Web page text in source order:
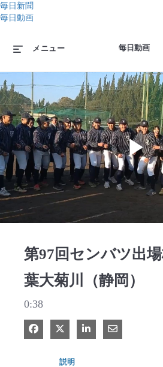
毎日新聞
毎日動画
毎日動画
メニュー
第97回センバツ出
葉大菊川（静岡）
0:38
Facebook で共有
Xで共有する
LinkedIn で共有
電子メー
説明